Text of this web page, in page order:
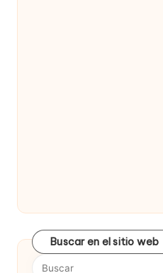
Buscar en el sitio web